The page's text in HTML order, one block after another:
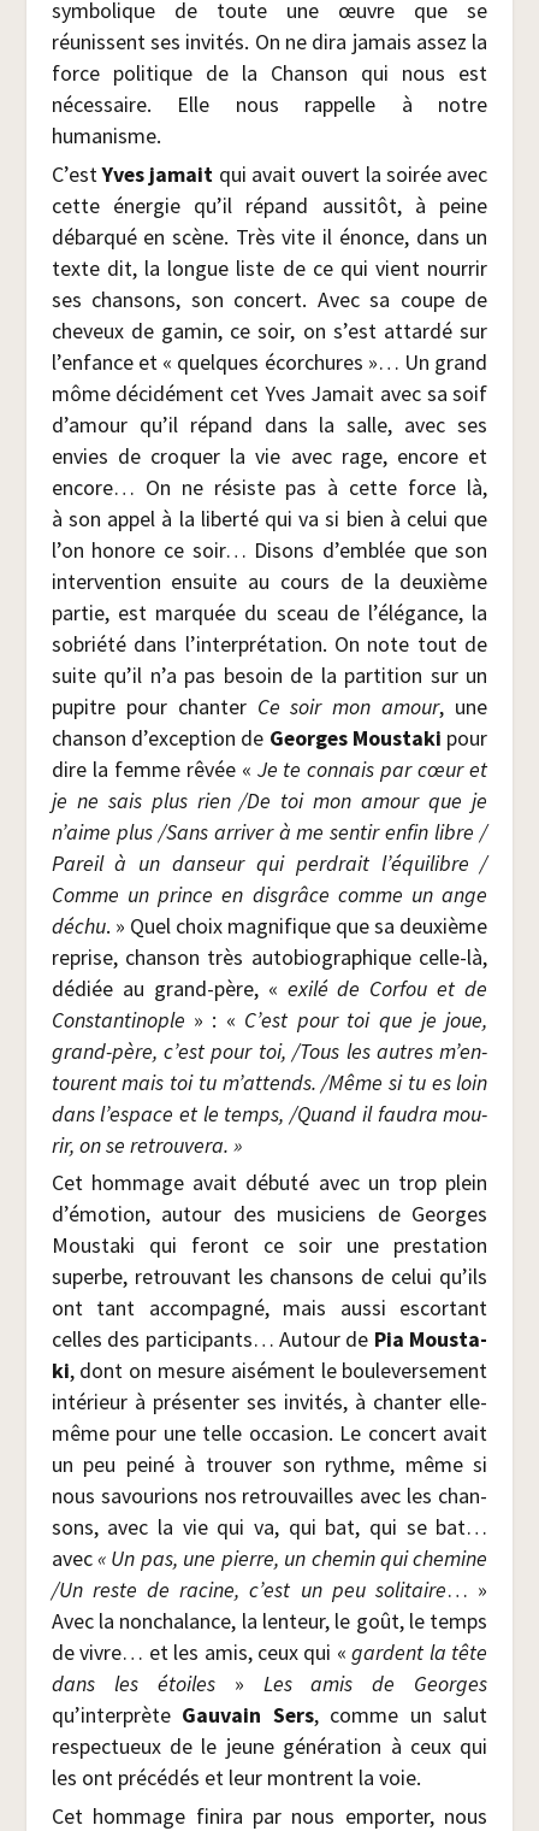
sym­bo­lique de toute une œuvre que se
réunissent ses invi­tés. On ne dira jamais assez la
force poli­tique de la Chan­son qui nous est
néces­saire. Elle nous rap­pelle à notre
humanisme.
C’estYves jamait qui avait ouvert la soi­rée avec
cette éner­gie qu’il répand aus­si­tôt, à peine
débar­qué en scène. Très vite il énonce, dans un
texte dit, la longue liste de ce qui vient nour­rir
ses chan­sons, son concert. Avec sa coupe de
che­veux de gamin, ce soir, on s’est attar­dé sur
l’enfance et « quelques écor­chures »… Un grand
môme déci­dé­ment cet Yves Jamait avec sa soif
d’amour qu’il répand dans la salle, avec ses
envies de cro­quer la vie avec rage, encore et
encore… On ne résiste pas à cette force là,
à son appel à la liber­té qui va si bien à celui que
l’on honore ce soir… Disons d’emblée que son
inter­ven­tion ensuite au cours de la deuxième
par­tie, est mar­quée du sceau de l’élégance, la
sobrié­té dans l’interprétation. On note tout de
suite qu’il n’a pas besoin de la par­ti­tion sur un
pupitre pour chan­ter Ce soir mon amour, une
chan­son d’exception de Georges Mous­ta­ki pour
dire la femme rêvée « Je te connais par cœur et
je ne sais plus rien /​De toi mon amour que je
n’aime plus /​Sans arri­ver à me sen­tir enfin libre /​
Pareil à un dan­seur qui per­drait l’é­qui­libre /​
Comme un prince en dis­grâce comme un ange
déchu. » Quel choix magni­fique que sa deuxième
reprise, chan­son très auto­bio­gra­phique celle-là,
dédiée au grand-père, « exi­lé de Cor­fou et de
Constan­ti­nople » : « C’est pour toi que je joue,
grand-père, c’est pour toi, /​Tous les autres m’en­
tourent mais toi tu m’at­tends. /​Même si tu es loin
dans l’es­pace et le temps, /​Quand il fau­dra mou­
rir, on se retrouvera. »
Cet hom­mage avait débu­té avec un trop plein
d’émotion, autour des musi­ciens de Georges
Mous­ta­ki qui feront ce soir une pres­ta­tion
superbe, retrou­vant les chan­sons de celui qu’ils
ont tant accom­pa­gné, mais aus­si escor­tant
celles des par­ti­ci­pants… Autour de Pia Mous­ta­
ki, dont on mesure aisé­ment le bou­le­ver­se­ment
inté­rieur à pré­sen­ter ses invi­tés, à chan­ter elle-
même pour une telle occa­sion. Le concert avait
un peu pei­né à trou­ver son rythme, même si
nous savou­rions nos retrou­vailles avec les chan­
sons, avec la vie qui va, qui bat, qui se bat…
avec« Un pas, une pierre, un che­min qui che­mine
/​Un reste de racine, c’est un peu soli­taire… »
Avec la non­cha­lance, la len­teur, le goût, le temps
de vivre… et les amis, ceux qui «gardent la tête
dans les étoiles» Les amis de Georges
qu’interprète Gau­vain Sers, comme un salut
res­pec­tueux de le jeune géné­ra­tion à ceux qui
les ont pré­cé­dés et leur montrent la voie.
Cet hom­mage fini­ra par nous empor­ter, nous